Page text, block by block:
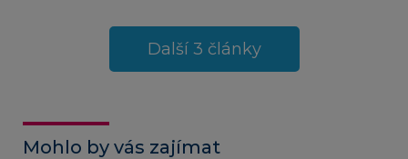
Další 3 články
Mohlo by vás zajímat